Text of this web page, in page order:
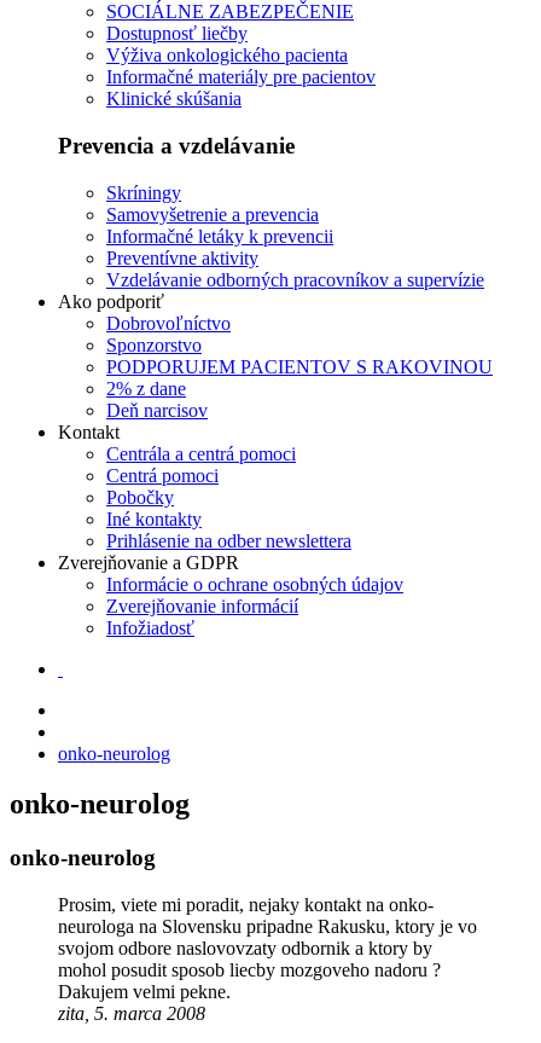
SOCIÁLNE ZABEZPEČENIE
Dostupnosť liečby
Výživa onkologického pacienta
Informačné materiály pre pacientov
Klinické skúšania
Prevencia a vzdelávanie
Skríningy
Samovyšetrenie a prevencia
Informačné letáky k prevencii
Preventívne aktivity
Vzdelávanie odborných pracovníkov a supervízie
Ako podporiť
Dobrovoľníctvo
Sponzorstvo
PODPORUJEM PACIENTOV S RAKOVINOU
2% z dane
Deň narcisov
Kontakt
Centrála a centrá pomoci
Centrá pomoci
Pobočky
Iné kontakty
Prihlásenie na odber newslettera
Zverejňovanie a GDPR
Informácie o ochrane osobných údajov
Zverejňovanie informácií
Infožiadosť
onko-neurolog
onko-neurolog
onko-neurolog
Prosim, viete mi poradit, nejaky kontakt na onko-
neurologa na Slovensku pripadne Rakusku, ktory je vo
svojom odbore naslovovzaty odbornik a ktory by
mohol posudit sposob liecby mozgoveho nadoru ?
Dakujem velmi pekne.
zita, 5. marca 2008